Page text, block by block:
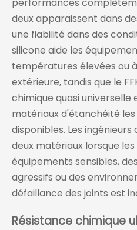
performances
deux apparaissent dans
une fiabilité dans des
silicone aide les
températures élevées ou
extérieure, tandis que le
chimique quasi universelle
matériaux d'étanchéité
disponibles. Les
deux matériaux lorsque
équipements sensibles,
agressifs ou des
défaillance des joints est
Résistance chimique